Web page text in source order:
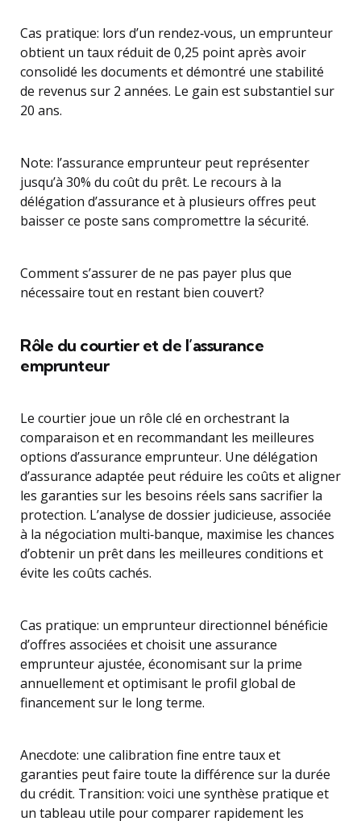
Cas pratique: lors d’un rendez‑vous, un emprunteur
obtient un taux réduit de 0,25 point après avoir
consolidé les documents et démontré une stabilité
de revenus sur 2 années. Le gain est substantiel sur
20 ans.
Note: l’assurance emprunteur peut représenter
jusqu’à 30% du coût du prêt. Le recours à la
délégation d’assurance et à plusieurs offres peut
baisser ce poste sans compromettre la sécurité.
Comment s’assurer de ne pas payer plus que
nécessaire tout en restant bien couvert?
Rôle du courtier et de l’assurance
emprunteur
Le courtier joue un rôle clé en orchestrant la
comparaison et en recommandant les meilleures
options d’assurance emprunteur. Une délégation
d’assurance adaptée peut réduire les coûts et aligner
les garanties sur les besoins réels sans sacrifier la
protection. L’analyse de dossier judicieuse, associée
à la négociation multi‑banque, maximise les chances
d’obtenir un prêt dans les meilleures conditions et
évite les coûts cachés.
Cas pratique: un emprunteur directionnel bénéficie
d’offres associées et choisit une assurance
emprunteur ajustée, économisant sur la prime
annuellement et optimisant le profil global de
financement sur le long terme.
Anecdote: une calibration fine entre taux et
garanties peut faire toute la différence sur la durée
du crédit. Transition: voici une synthèse pratique et
un tableau utile pour comparer rapidement les